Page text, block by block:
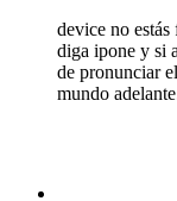
device no
diga ipone y si
de pronunciar
mundo